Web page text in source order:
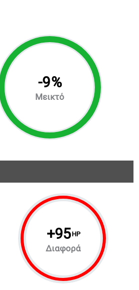
-9%
Μεικτό
+95 HP
Διαφορά